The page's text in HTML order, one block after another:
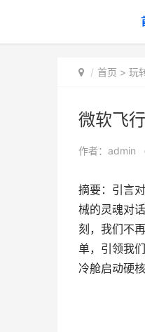
首页 > 玩
微软飞
作者： admin
摘要：引言
械的灵魂对
刻，我们不
单，引领我
冷舱启动硬